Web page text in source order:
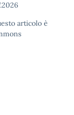
articolo è